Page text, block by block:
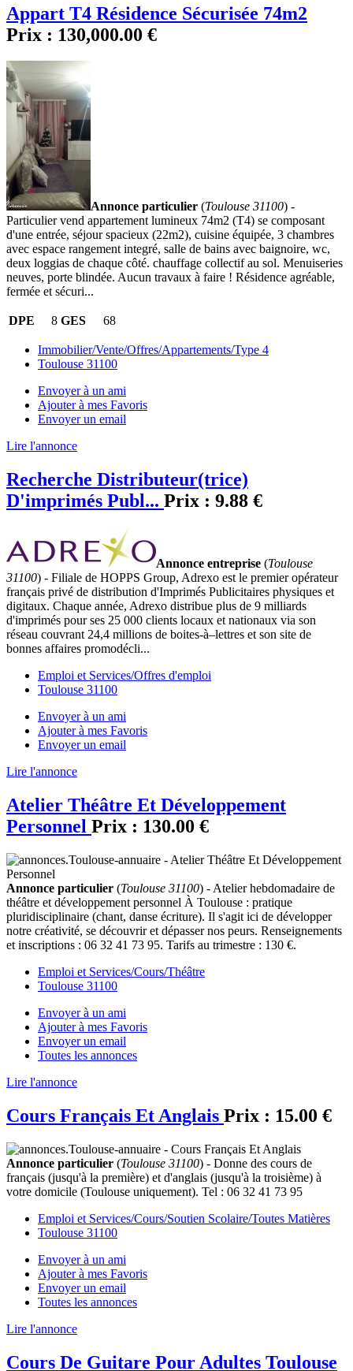
Appart T4 Résidence Sécurisée 74m2
Prix : 130,000.00 €
Annonce particulier (Toulouse 31100) -
Particulier vend appartement lumineux 74m2 (T4) se composant
d'une entrée, séjour spacieux (22m2), cuisine équipée, 3 chambres
avec espace rangement integré, salle de bains avec baignoire, wc,
deux loggias de chaque côté. chauffage collectif au sol. Menuiseries
neuves, porte blindée. Aucun travaux à faire ! Résidence agréable,
fermée et sécuri...
DPE 8 GES 68
Immobilier/Vente/Offres/Appartements/Type 4
Toulouse 31100
Envoyer à un ami
Ajouter à mes Favoris
Envoyer un email
Lire l'annonce
Recherche Distributeur(trice)
D'imprimés Publ... Prix : 9.88 €
Annonce entreprise (Toulouse
31100) - Filiale de HOPPS Group, Adrexo est le premier opérateur
français privé de distribution d'Imprimés Publicitaires physiques et
digitaux. Chaque année, Adrexo distribue plus de 9 milliards
d'imprimés pour ses 25 000 clients locaux et nationaux via son
réseau couvrant 24,4 millions de boites-à–lettres et son site de
bonnes affaires promodécli...
Emploi et Services/Offres d'emploi
Toulouse 31100
Envoyer à un ami
Ajouter à mes Favoris
Envoyer un email
Lire l'annonce
Atelier Théâtre Et Développement
Personnel Prix : 130.00 €
Annonce particulier (Toulouse 31100) - Atelier hebdomadaire de
théâtre et développement personnel À Toulouse : pratique
pluridisciplinaire (chant, danse écriture). Il s'agit ici de développer
notre créativité, se découvrir et dépasser nos peurs. Renseignements
et inscriptions : 06 32 41 73 95. Tarifs au trimestre : 130 €.
Emploi et Services/Cours/Théâtre
Toulouse 31100
Envoyer à un ami
Ajouter à mes Favoris
Envoyer un email
Toutes les annonces
Lire l'annonce
Cours Français Et Anglais Prix : 15.00 €
Annonce particulier (Toulouse 31100) - Donne des cours de
français (jusqu'à la première) et d'anglais (jusqu'à la troisième) à
votre domicile (Toulouse uniquement). Tel : 06 32 41 73 95
Emploi et Services/Cours/Soutien Scolaire/Toutes Matières
Toulouse 31100
Envoyer à un ami
Ajouter à mes Favoris
Envoyer un email
Toutes les annonces
Lire l'annonce
Cours De Guitare Pour Adultes Toulouse